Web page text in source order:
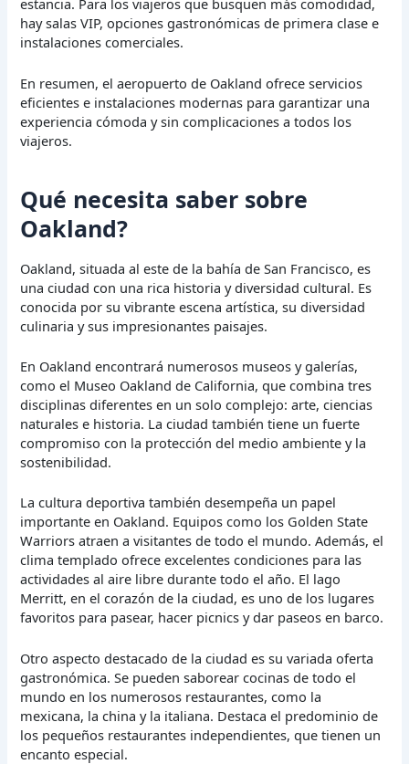
estancia. Para los viajeros que busquen más comodidad,
hay salas VIP, opciones gastronómicas de primera clase e
instalaciones comerciales.
En resumen, el aeropuerto de Oakland ofrece servicios
eficientes e instalaciones modernas para garantizar una
experiencia cómoda y sin complicaciones a todos los
viajeros.
Qué necesita saber sobre
Oakland?
Oakland, situada al este de la bahía de San Francisco, es
una ciudad con una rica historia y diversidad cultural. Es
conocida por su vibrante escena artística, su diversidad
culinaria y sus impresionantes paisajes.
En Oakland encontrará numerosos museos y galerías,
como el Museo Oakland de California, que combina tres
disciplinas diferentes en un solo complejo: arte, ciencias
naturales e historia. La ciudad también tiene un fuerte
compromiso con la protección del medio ambiente y la
sostenibilidad.
La cultura deportiva también desempeña un papel
importante en Oakland. Equipos como los Golden State
Warriors atraen a visitantes de todo el mundo. Además, el
clima templado ofrece excelentes condiciones para las
actividades al aire libre durante todo el año. El lago
Merritt, en el corazón de la ciudad, es uno de los lugares
favoritos para pasear, hacer picnics y dar paseos en barco.
Otro aspecto destacado de la ciudad es su variada oferta
gastronómica. Se pueden saborear cocinas de todo el
mundo en los numerosos restaurantes, como la
mexicana, la china y la italiana. Destaca el predominio de
los pequeños restaurantes independientes, que tienen un
encanto especial.